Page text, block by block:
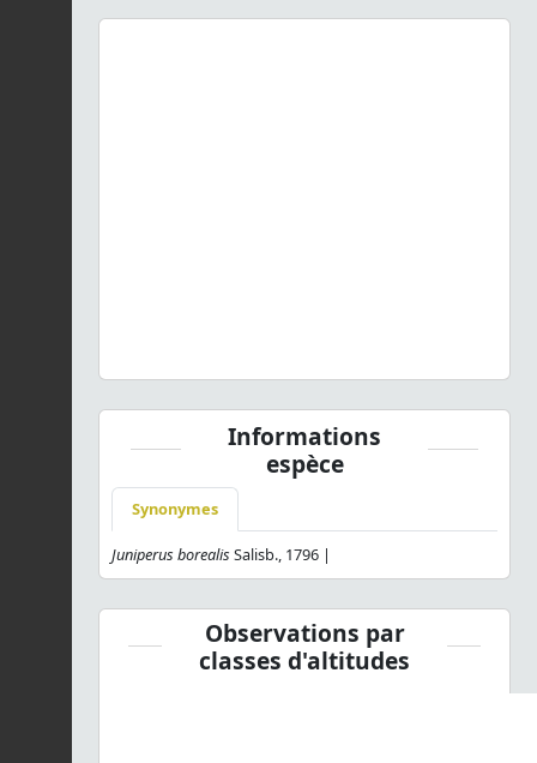
Informations
espèce
Synonymes
Juniperus borealis Salisb., 1796 |
Observations par
classes d'altitudes